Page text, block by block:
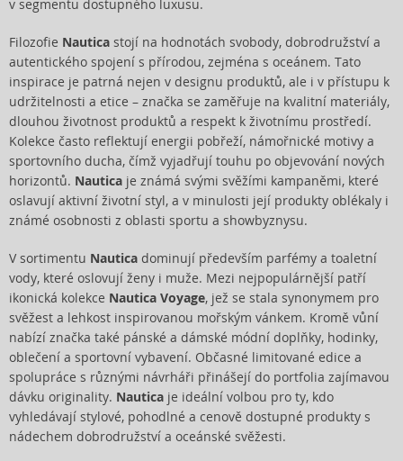
v segmentu dostupného luxusu.
Filozofie Nautica stojí na hodnotách svobody, dobrodružství a
autentického spojení s přírodou, zejména s oceánem. Tato
inspirace je patrná nejen v designu produktů, ale i v přístupu k
udržitelnosti a etice – značka se zaměřuje na kvalitní materiály,
dlouhou životnost produktů a respekt k životnímu prostředí.
Kolekce často reflektují energii pobřeží, námořnické motivy a
sportovního ducha, čímž vyjadřují touhu po objevování nových
horizontů. Nautica je známá svými svěžími kampaněmi, které
oslavují aktivní životní styl, a v minulosti její produkty oblékaly i
známé osobnosti z oblasti sportu a showbyznysu.
V sortimentu Nautica dominují především parfémy a toaletní
vody, které oslovují ženy i muže. Mezi nejpopulárnější patří
ikonická kolekce Nautica Voyage, jež se stala synonymem pro
svěžest a lehkost inspirovanou mořským vánkem. Kromě vůní
nabízí značka také pánské a dámské módní doplňky, hodinky,
oblečení a sportovní vybavení. Občasné limitované edice a
spolupráce s různými návrháři přinášejí do portfolia zajímavou
dávku originality. Nautica je ideální volbou pro ty, kdo
vyhledávají stylové, pohodlné a cenově dostupné produkty s
nádechem dobrodružství a oceánské svěžesti.